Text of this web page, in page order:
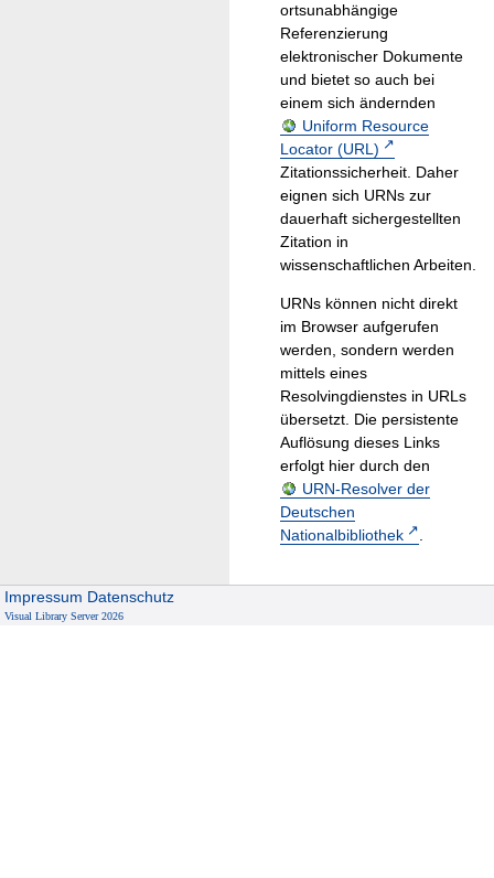
ortsunabhängige
Referenzierung
elektronischer Dokumente
und bietet so auch bei
einem sich ändernden
Uniform Resource
Locator (URL)
Zitationssicherheit. Daher
eignen sich URNs zur
dauerhaft sichergestellten
Zitation in
wissenschaftlichen Arbeiten.
URNs können nicht direkt
im Browser aufgerufen
werden, sondern werden
mittels eines
Resolvingdienstes in URLs
übersetzt. Die persistente
Auflösung dieses Links
erfolgt hier durch den
URN-Resolver der
Deutschen
Nationalbibliothek
.
Impressum Datenschutz
Visual Library Server 2026